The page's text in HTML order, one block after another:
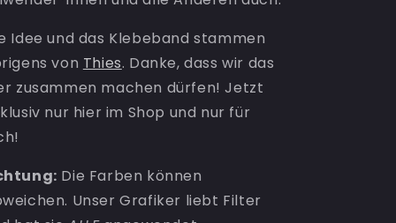
Idee und das Klebeband stammen
von Thies. Danke, dass wir das
zusammen machen dürfen! Jetzt
nur hier im Shop und nur für
Die Farben können
Unser Grafiker liebt Filter